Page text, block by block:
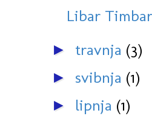
Libar
► travnja (3)
► svibnja (1)
► lipnja (1)